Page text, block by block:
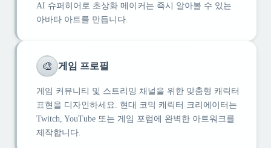
AI 슈퍼히어로 초상화 메이커는 즉시 알아볼 수 있는
아바타 아트를 만듭니다.
🎨 게임 프로필
게임 커뮤니티 및 스트리밍 채널을 위한 맞춤형 캐릭터
표현을 디자인하세요. 현대 코믹 캐릭터 크리에이터는
Twitch, YouTube 또는 게임 포럼에 완벽한 아트워크를
제작합니다.